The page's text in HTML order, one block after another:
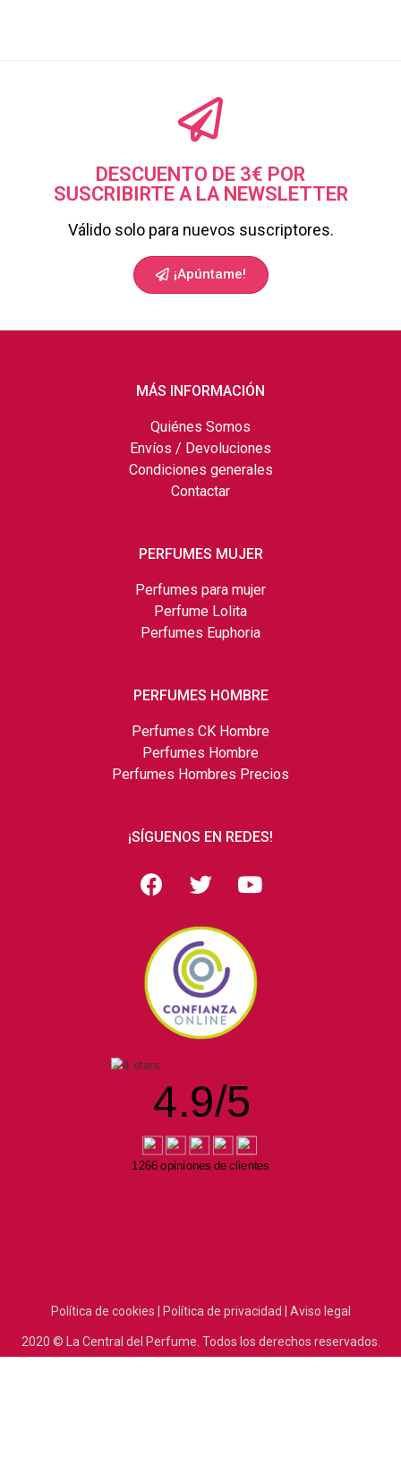
DESCUENTO DE 3€ POR
SUSCRIBIRTE A LA NEWSLETTER
Válido solo para nuevos suscriptores.
¡Apúntame!
MÁS INFORMACIÓN
Quiénes Somos
Envíos / Devoluciones
Condiciones generales
Contactar
PERFUMES MUJER
Perfumes para mujer
Perfume Lolita
Perfumes Euphoria
PERFUMES HOMBRE
Perfumes CK Hombre
Perfumes Hombre
Perfumes Hombres Precios
¡SÍGUENOS EN REDES!
4.9/5
1266 opiniones de clientes
Política de cookies | Política de privacidad | Aviso legal
2020 © La Central del Perfume. Todos los derechos reservados.